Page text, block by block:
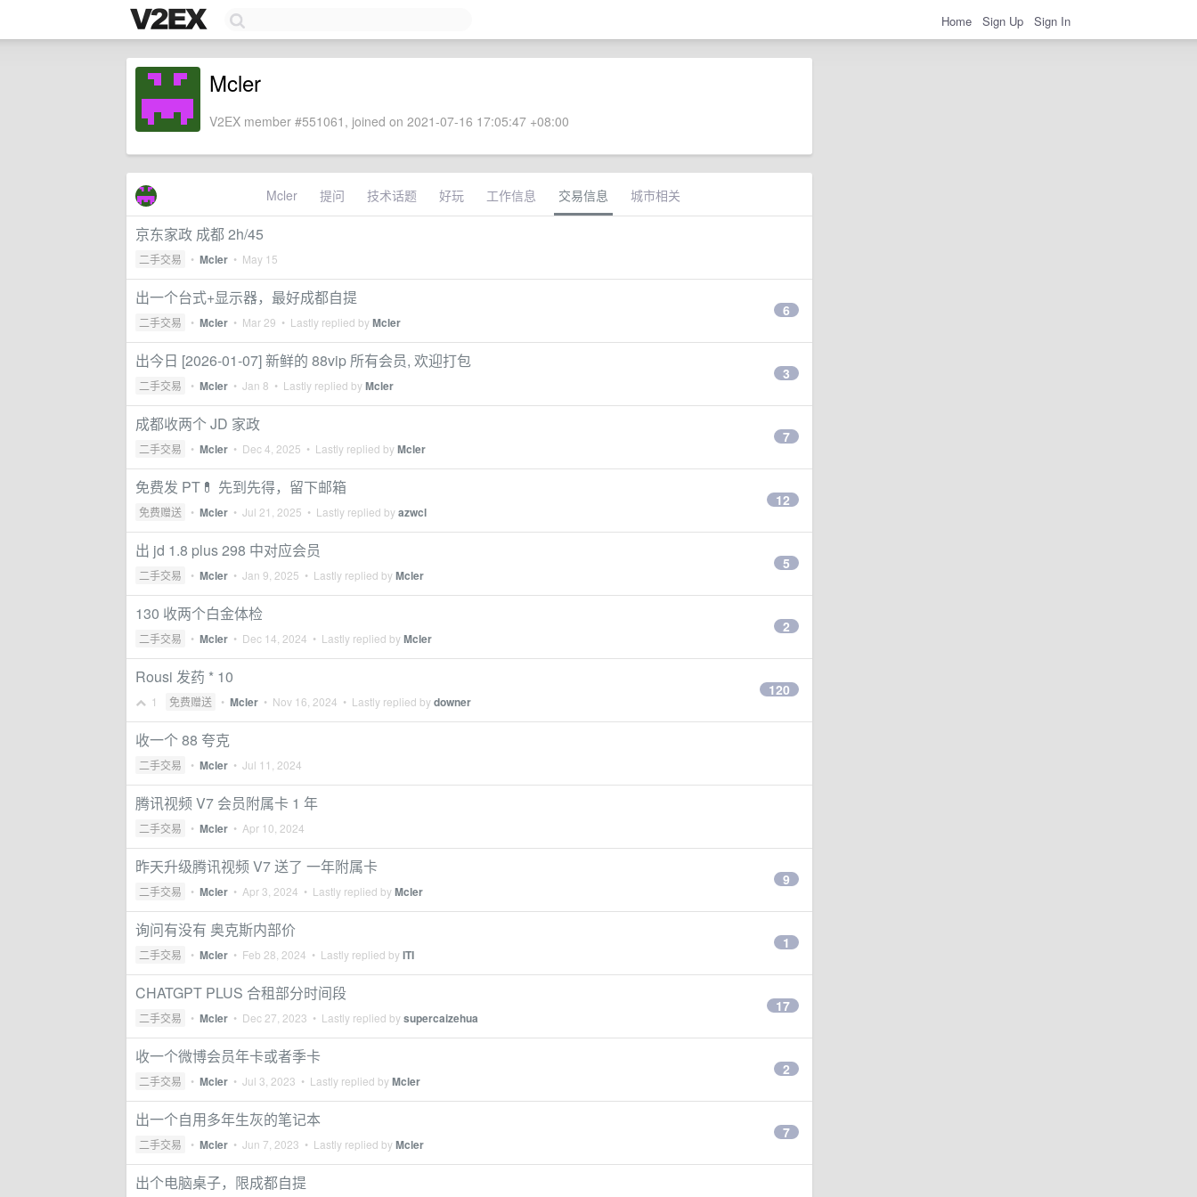
Home Sign Up Sign In
Mcler
V2EX member #551061, joined on 2021-07-16 17:05:47 +08:00
Mcler 提问 技术话题 好玩 工作信息 交易信息 城市相关
京东家政 成都 2h/45
二手交易 • Mcler • May 15
出一个台式+显示器，最好成都自提
二手交易 • Mcler • Mar 29 • Lastly replied byMcler
6
出今日 [2026-01-07] 新鲜的 88vip 所有会员, 欢迎打包
二手交易 • Mcler • Jan 8 • Lastly replied byMcler
3
成都收两个 JD 家政
二手交易 • Mcler • Dec 4, 2025 • Lastly replied byMcler
7
免费发 PT💊 先到先得，留下邮箱
免费赠送 • Mcler • Jul 21, 2025 • Lastly replied byazwcl
12
出 jd 1.8 plus 298 中对应会员
二手交易 • Mcler • Jan 9, 2025 • Lastly replied byMcler
5
130 收两个白金体检
二手交易 • Mcler • Dec 14, 2024 • Lastly replied byMcler
2
Rousi 发药 * 10
1 免费赠送 • Mcler • Nov 16, 2024 • Lastly replied bydowner
120
收一个 88 夸克
二手交易 • Mcler • Jul 11, 2024
腾讯视频 V7 会员附属卡 1 年
二手交易 • Mcler • Apr 10, 2024
昨天升级腾讯视频 V7 送了 一年附属卡
二手交易 • Mcler • Apr 3, 2024 • Lastly replied byMcler
9
询问有没有 奥克斯内部价
二手交易 • Mcler • Feb 28, 2024 • Lastly replied byITI
1
CHATGPT PLUS 合租部分时间段
二手交易 • Mcler • Dec 27, 2023 • Lastly replied bysupercaizehua
17
收一个微博会员年卡或者季卡
二手交易 • Mcler • Jul 3, 2023 • Lastly replied byMcler
2
出一个自用多年生灰的笔记本
二手交易 • Mcler • Jun 7, 2023 • Lastly replied byMcler
7
出个电脑桌子，限成都自提